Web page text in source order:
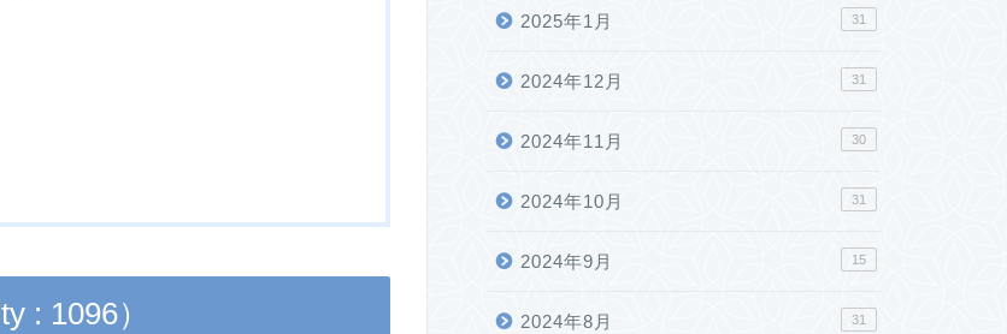
: 1096）
2025年1月 31
2024年12月 31
2024年11月 30
2024年10月 31
2024年9月 15
2024年8月 31